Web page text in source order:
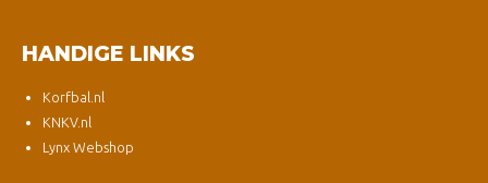
HANDIGE LINKS
Korfbal.nl
KNKV.nl
Lynx Webshop